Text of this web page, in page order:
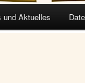
und Aktuelles